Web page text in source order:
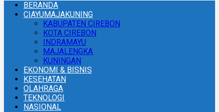
BERANDA
CIAYUMAJAKUNING
KABUPATEN CIREBON
KOTA CIREBON
INDRAMAYU
MAJALENGKA
KUNINGAN
EKONOMI & BISNIS
KESEHATAN
OLAHRAGA
TEKNOLOGI
NASIONAL